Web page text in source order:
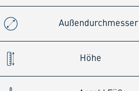
Außendurchmesser
Höhe